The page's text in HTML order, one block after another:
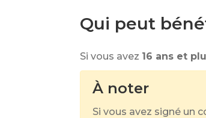
Qui peut
Si vous avez 16 ans et
À noter
Si vous avez signé un